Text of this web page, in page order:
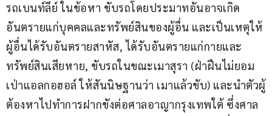
รถเบนท์ลีย์ ในข้อหา ขับรถโดยประมาทอันอาจเกิด
อันตรายแก่บุคคลและทรัพย์สินของผู้อื่น และเป็นเหตุให้
ผู้อื่นได้รับอันตรายสาหัส, ได้รับอันตรายแก่กายและ
ทรัพย์สินเสียหาย, ขับรถในขณะเมาสุรา (ฝ่าฝืนไม่ยอม
เป่าแอลกอฮอล์ ให้สันนิษฐานว่า เมาแล้วขับ) และนำตัวผู้
ต้องหาไปทำการฝากขังต่อศาลอาญากรุงเทพใต้ ซึ่งศาล